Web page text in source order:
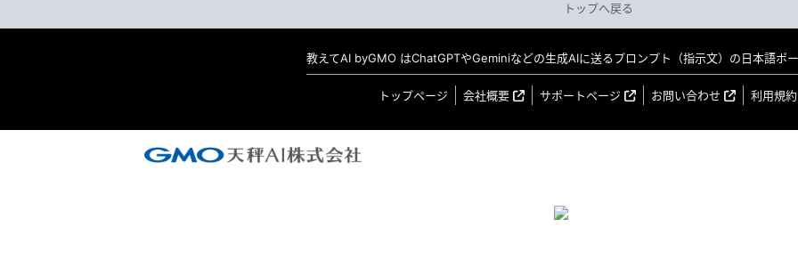
トップへ戻る
教えてAI byGMO はChatGPTやGeminiなどの生成AIに送るプロンプト（指示文）の日本語ポー
トップページ 会社概要 サポートページ お問い合わせ 利用規約